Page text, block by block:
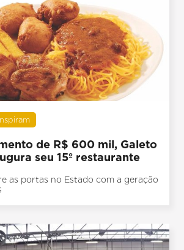
de R$ 600 mil, Galeto
seu 15º restaurante
as portas no Estado com a geração